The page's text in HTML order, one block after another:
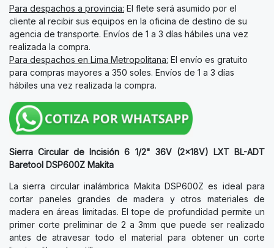
Para despachos a provincia: El flete será asumido por el
cliente al recibir sus equipos en la oficina de destino de su
agencia de transporte. Envíos de 1 a 3 días hábiles una vez
realizada la compra.
Para despachos en Lima Metropolitana: El envío es gratuito
para compras mayores a 350 soles. Envíos de 1 a 3 días
hábiles una vez realizada la compra.
Sierra Circular de Incisión 6 1/2" 36V (2x18V) LXT BL-ADT
Baretool DSP600Z Makita
La sierra circular inalámbrica Makita DSP600Z es ideal para
cortar paneles grandes de madera y otros materiales de
madera en áreas limitadas. El tope de profundidad permite un
primer corte preliminar de 2 a 3mm que puede ser realizado
antes de atravesar todo el material para obtener un corte